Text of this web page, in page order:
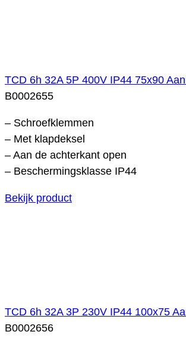
TCD 6h 32A 5P 400V IP44 75x90
B0002655
– Schroefklemmen
– Met klapdeksel
– Aan de achterkant open
– Beschermingsklasse IP44
Bekijk product
TCD 6h 32A 3P 230V IP44 100x75
B0002656